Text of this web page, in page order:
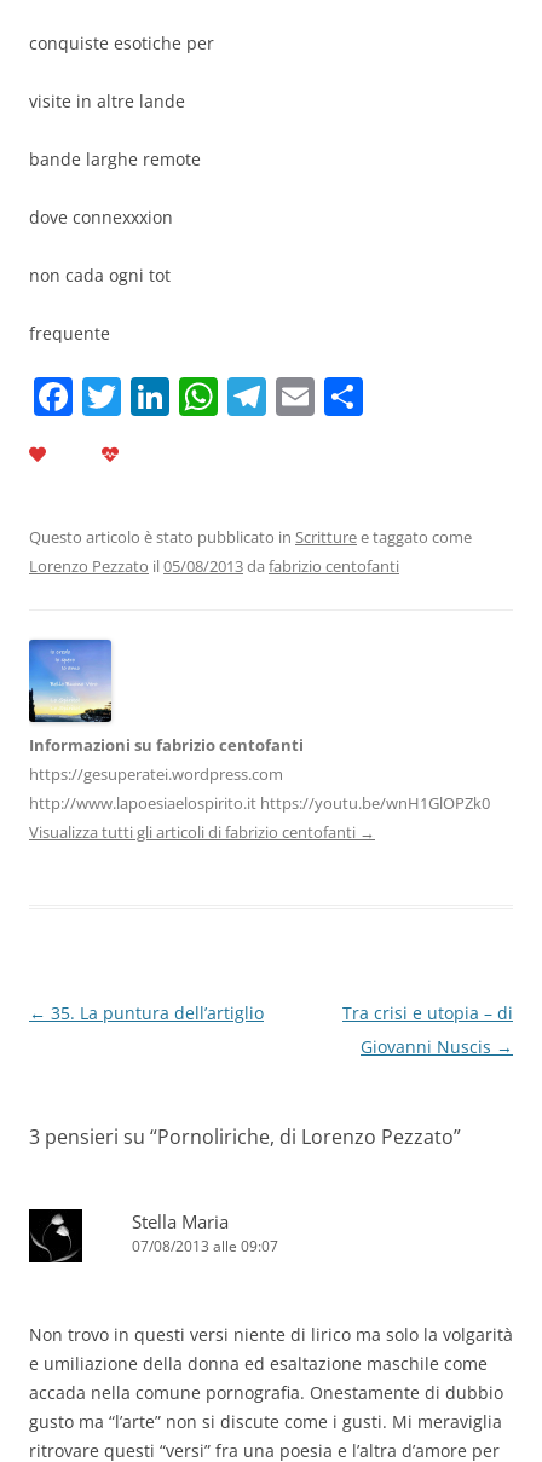
conquiste esotiche per
visite in altre lande
bande larghe remote
dove connexxxion
non cada ogni tot
frequente
F
b
o
o
k
T Li
dI
n
W
A
p
T
a
m
E
vi
di
Questo articolo è stato pubblicato in Scritturee taggato come
Lorenzo Pezzato il05/08/2013da fabrizio centofanti
Informazioni su fabrizio centofanti
https://gesuperatei.wordpress.com
http://www.lapoesiaelospirito.it https://youtu.be/wnH1GlOPZk0
Visualizza tutti gli articoli di fabrizio centofanti →
Navigazione
← 35. La puntura dell’artiglio
Tra crisi e utopia – di
Giovanni Nuscis →
3 pensieri su “Pornoliriche, di Lorenzo Pezzato”
Stella Maria
07/08/2013 alle 09:07
Non trovo in questi versi niente di lirico ma solo la volgarità
e umiliazione della donna ed esaltazione maschile come
accada nella comune pornografia. Onestamente di dubbio
gusto ma “l’arte” non si discute come i gusti. Mi meraviglia
ritrovare questi “versi” fra una poesia e l’altra d’amore per